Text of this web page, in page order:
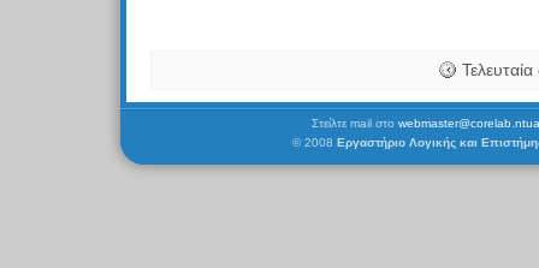
Στείλτε mail στο
© 2008 Εργαστήριο Λογικής και